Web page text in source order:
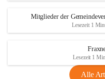
Mitglieder der
Lesezeit 1
Lesezeit 1
Alle